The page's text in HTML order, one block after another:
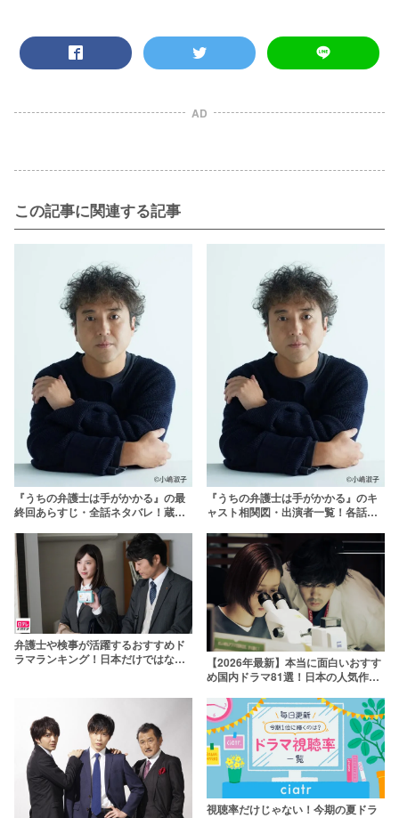
AD
この記事に関連する記事
『うちの弁護士は手がかかる』の最
終回あらすじ・全話ネタバレ！蔵前
『うちの弁護士は手がかかる』のキ
ャスト相関図・出演者一覧！各話の
弁護士や検事が活躍するおすすめド
ラマランキング！日本だけではなく
【2026年最新】本当に面白いおすす
め国内ドラマ81選！日本の人気作品
視聴率だけじゃない！今期の夏ドラ